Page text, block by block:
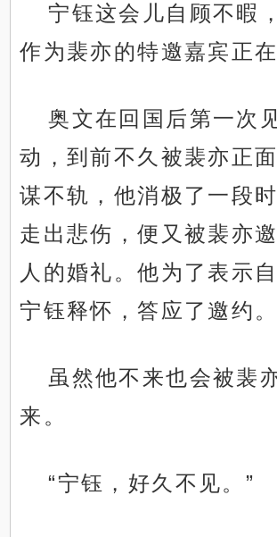
宁钰这会儿自顾不暇
作为裴亦的特邀嘉宾正在
奥文在回国后第一次
动，到前不久被裴亦正
谋不轨，他消极了一段
走出悲伤，便又被裴亦
人的婚礼。他为了表示
宁钰释怀，答应了邀约。
虽然他不来也会被裴
来。
“宁钰，好久不见。”